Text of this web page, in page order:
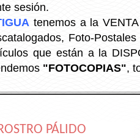
sesión.
tenemos a la
Foto-
que están a la
"FOTOCOPIAS",
PÁLIDO